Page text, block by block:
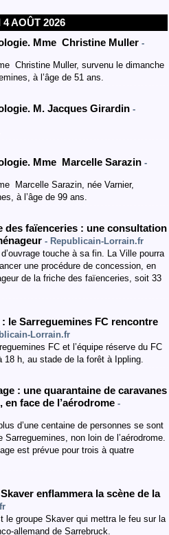
4 AOÛT 2026
Mme Christine Muller -
Christine Muller, survenu le dimanche
à l’âge de 51 ans.
M. Jacques Girardin -
Mme Marcelle Sarazin -
Marcelle Sarazin, née Varnier,
à l’âge de 99 ans.
des faïenceries : une consultation
- Republicain-Lorrain.fr
touche à sa fin. La Ville pourra
une procédure de concession, en
de la friche des faïenceries, soit 33
: le Sarreguemines FC rencontre
Lorrain.fr
FC et l’équipe réserve du FC
18 h, au stade de la forêt à Ippling.
: une quarantaine de caravanes
en face de l’aérodrome -
d’une centaine de personnes se sont
non loin de l’aérodrome.
est prévue pour trois à quatre
enflammera la scène de la
le groupe Skaver qui mettra le feu sur la
allemand de Sarrebruck.